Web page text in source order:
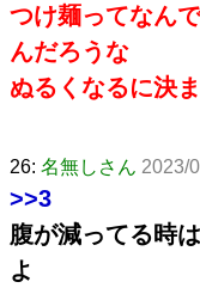
つけ麺ってなん
んだろうな
ぬるくなるに決
26: 名無しさん 2023/
>>3
腹が減ってる時
よ